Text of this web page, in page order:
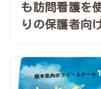
も訪問看護を
りの保護者向